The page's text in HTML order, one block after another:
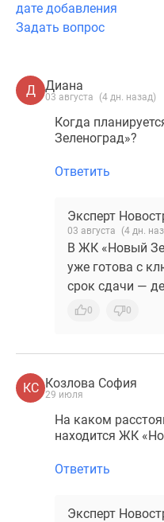
дате добавления
Задать вопрос
Д Диана
03 августа (4 дн. назад)
Когда
Зеленоград»?
Ответить
Эксперт
03 августа (4 дн.
В ЖК «Новый
уже готова с
срок сдачи —
0 0
КС Козлова София
29 июля
На каком
находится ЖК
Ответить
Эксперт